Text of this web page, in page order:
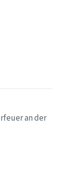
an der